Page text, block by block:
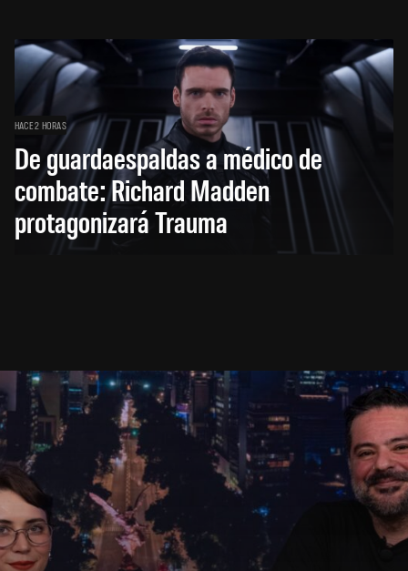
HACE 2 HORAS
De guardaespaldas a médico de
combate: Richard Madden
protagonizará Trauma